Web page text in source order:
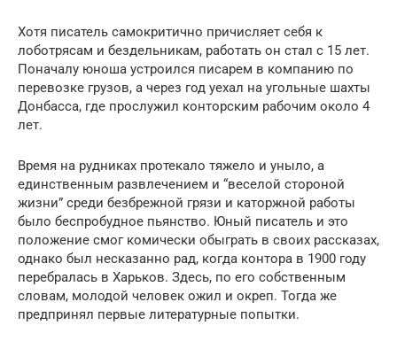
Хотя писатель самокритично причисляет себя к
лоботрясам и бездельникам, работать он стал с 15 лет.
Поначалу юноша устроился писарем в компанию по
перевозке грузов, а через год уехал на угольные шахты
Донбасса, где прослужил конторским рабочим около 4
лет.
Время на рудниках протекало тяжело и уныло, а
единственным развлечением и “веселой стороной
жизни” среди безбрежной грязи и каторжной работы
было беспробудное пьянство. Юный писатель и это
положение смог комически обыграть в своих рассказах,
однако был несказанно рад, когда контора в 1900 году
перебралась в Харьков. Здесь, по его собственным
словам, молодой человек ожил и окреп. Тогда же
предпринял первые литературные попытки.